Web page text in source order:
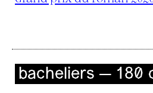
bacheliers — 180